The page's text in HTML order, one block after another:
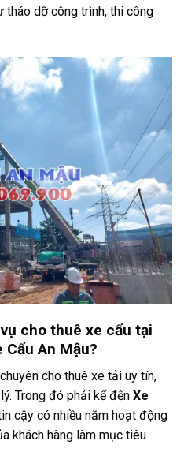
tháo dỡ công trình, thi công
cho thuê xe cẩu tại
Cẩu An Mậu?
cho thuê xe tải uy tín,
Trong đó phải kể đến Xe
cậy có nhiều năm hoạt động
khách hàng làm mục tiêu